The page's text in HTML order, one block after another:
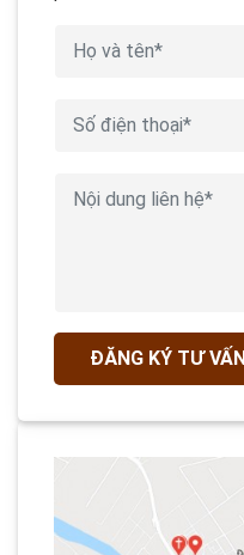
ĐĂNG KÝ TƯ VẤN